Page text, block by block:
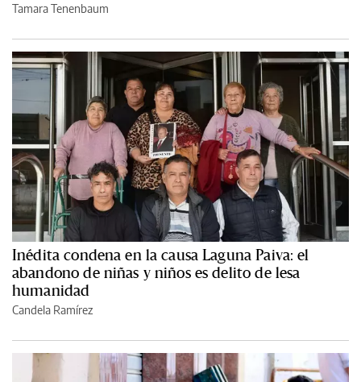
Tamara Tenenbaum
Inédita condena en la causa Laguna Paiva: el
abandono de niñas y niños es delito de lesa
humanidad
Candela Ramírez